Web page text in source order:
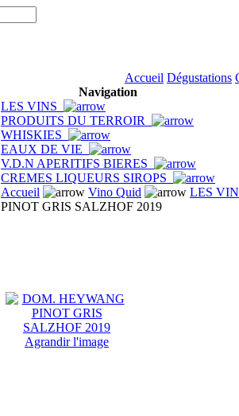
Accueil Dégustations
Navigation
LES VINS
PRODUITS DU TERROIR
WHISKIES
EAUX DE VIE
V.D.N APERITIFS BIERES
CREMES LIQUEURS SIROPS
Accueil
Vino Quid
LES
PINOT GRIS SALZHOF 2019
Agrandir l'image